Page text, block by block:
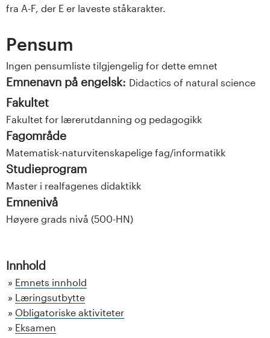
fra A-F, der E er laveste ståkarakter.
Pensum
Ingen pensumliste tilgjengelig for dette emnet
Emnenavn på engelsk: Didactics of natural science
Fakultet
Fakultet for lærerutdanning og pedagogikk
Fagområde
Matematisk-naturvitenskapelige fag/informatikk
Studieprogram
Master i realfagenes didaktikk
Emnenivå
Høyere grads nivå (500-HN)
Innhold
Emnets innhold
Læringsutbytte
Obligatoriske aktiviteter
Eksamen